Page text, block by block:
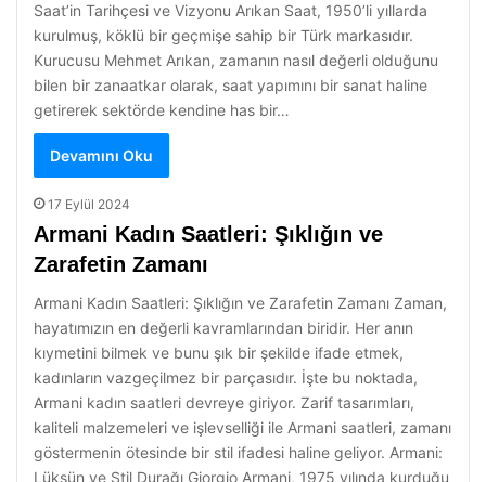
Saat’in Tarihçesi ve Vizyonu Arıkan Saat, 1950’li yıllarda
kurulmuş, köklü bir geçmişe sahip bir Türk markasıdır.
Kurucusu Mehmet Arıkan, zamanın nasıl değerli olduğunu
bilen bir zanaatkar olarak, saat yapımını bir sanat haline
getirerek sektörde kendine has bir…
Devamını Oku
17 Eylül 2024
Armani Kadın Saatleri: Şıklığın ve
Zarafetin Zamanı
Armani Kadın Saatleri: Şıklığın ve Zarafetin Zamanı Zaman,
hayatımızın en değerli kavramlarından biridir. Her anın
kıymetini bilmek ve bunu şık bir şekilde ifade etmek,
kadınların vazgeçilmez bir parçasıdır. İşte bu noktada,
Armani kadın saatleri devreye giriyor. Zarif tasarımları,
kaliteli malzemeleri ve işlevselliği ile Armani saatleri, zamanı
göstermenin ötesinde bir stil ifadesi haline geliyor. Armani:
Lüksün ve Stil Durağı Giorgio Armani, 1975 yılında kurduğu